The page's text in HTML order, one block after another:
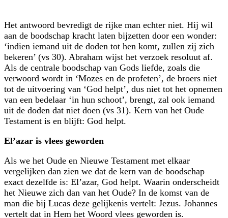
Het antwoord bevredigt de rijke man echter niet. Hij wil
aan de boodschap kracht laten bijzetten door een wonder:
‘indien iemand uit de doden tot hen komt, zullen zij zich
bekeren’ (vs 30). Abraham wijst het verzoek resoluut af.
Als de centrale boodschap van Gods liefde, zoals die
verwoord wordt in ‘Mozes en de profeten’, de broers niet
tot de uitvoering van ‘God helpt’, dus niet tot het opnemen
van een bedelaar ‘in hun schoot’, brengt, zal ook iemand
uit de doden dat niet doen (vs 31). Kern van het Oude
Testament is en blijft: God helpt.
El’azar is vlees geworden
Als we het Oude en Nieuwe Testament met elkaar
vergelijken dan zien we dat de kern van de boodschap
exact dezelfde is: El’azar, God helpt. Waarin onderscheidt
het Nieuwe zich dan van het Oude? In de komst van de
man die bij Lucas deze gelijkenis vertelt: Jezus. Johannes
vertelt dat in Hem het Woord vlees geworden is.